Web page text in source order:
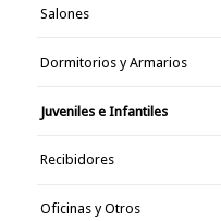
Salones
Dormitorios y Armarios
Juveniles e Infantiles
Recibidores
Oficinas y Otros